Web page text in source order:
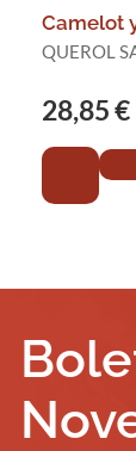
Camelot
QUEROL
28,85 €